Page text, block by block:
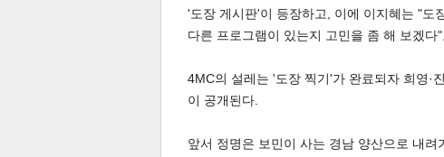
'도장 게시판'이 등장하고, 이에 이지혜는 "도
다른 프로그램이 있는지 고민을 좀 해 보겠
4MC의 설레는 '도장 찍기'가 완료되자 희영·
이 공개된다.
앞서 정명은 보민이 사는 경남 양산으로 내